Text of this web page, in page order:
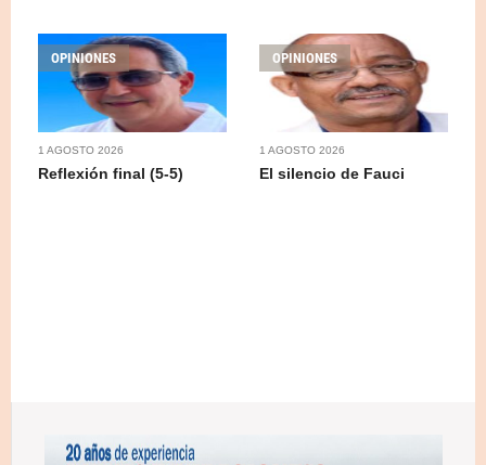
OPINIONES
1 AGOSTO 2026
Reflexión final (5-5)
OPINIONES
1 AGOSTO 2026
El silencio de Fauci